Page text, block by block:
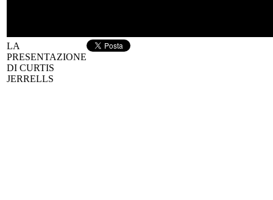
LA
PRESENTAZIONE
DI CURTIS
JERRELLS